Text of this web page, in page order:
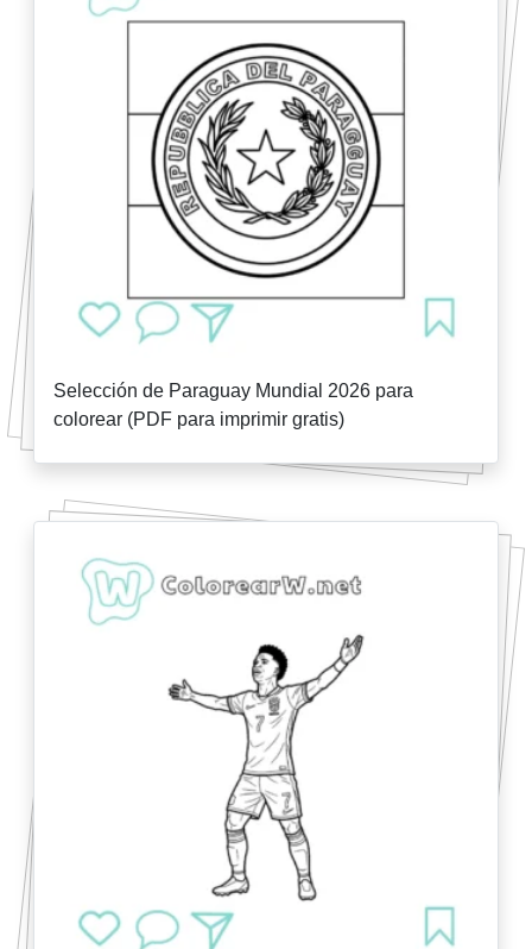
Selección de Paraguay Mundial 2026 para
colorear (PDF para imprimir gratis)